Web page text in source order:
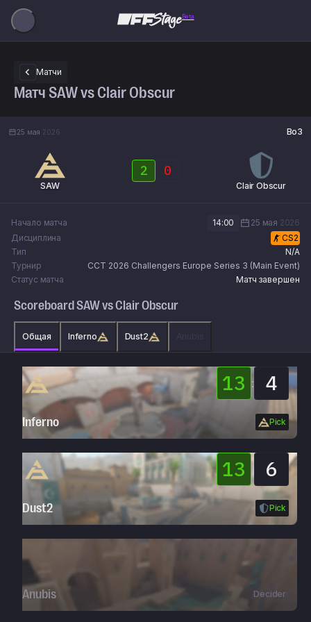
Beta
Матчи
Матч SAW vs Clair Obscur
25 мая 2026 Bo3
SAW
2 0
Clair Obscur
Начало матча 14:00 25 мая 2026
Дисциплина
CS2
Тип
N/A
Турнир
CCT 2026 Challengers Europe Series 3 (Main Event)
Статус матча
Матч завершен
Scoreboard SAWvsClair Obscur
Общая Inferno Dust2
13 : 4
Inferno Pick
13 : 6
Dust2 Pick
Anubis Decider